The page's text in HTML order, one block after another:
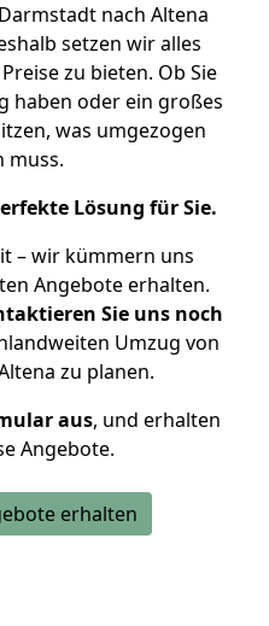
nach Altena
setzen wir alles
zu bieten. Ob Sie
haben oder ein großes
was umgezogen
muss.
Lösung für Sie.
– wir kümmern uns
Angebote erhalten.
Sie uns noch
Umzug von
zu planen.
aus, und erhalten
Angebote.
erhalten